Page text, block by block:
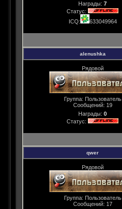
Награды: 7
Статус:
ICQ:
633049964
alenushka
Рядовой
Группа: Пользователь
Сообщений: 19
Награды: 0
Статус:
qwer
Рядовой
Группа: Пользователь
Сообщений: 17